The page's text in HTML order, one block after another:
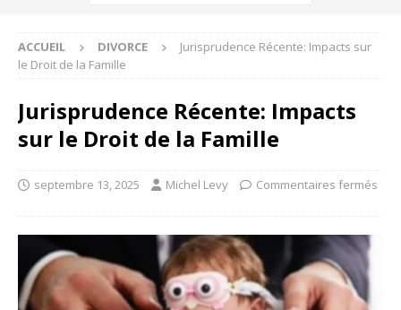
ACCUEIL DIVORCE
Jurisprudence Récente: Impacts sur
le Droit de la Famille
Jurisprudence Récente: Impacts
sur le Droit de la Famille
septembre 13, 2025 Michel Levy Commentaires fermés